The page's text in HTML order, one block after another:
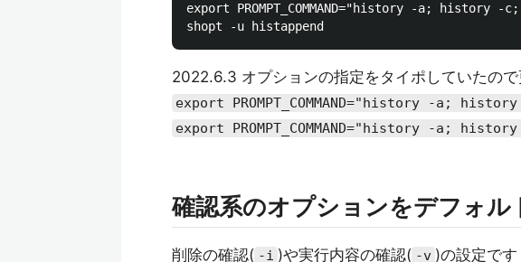
export PROMPT_COMMAND="history -a; history
2022.6.3 オプションの指定をタイポしていたので
export PROMPT_COMMAND="history -a;
export PROMPT_COMMAND="history -a;
確認系のオプションをデフォル
削除の確認( -i )や実行内容の確認( -v )の設定です